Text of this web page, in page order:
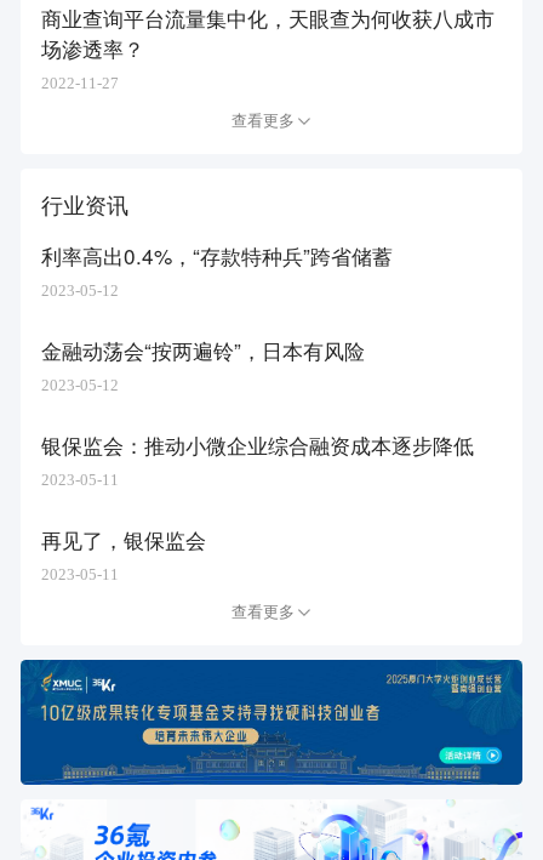
商业查询平台流量集中化，天眼查为何收获八成市
场渗透率？
2022-11-27
查看更多
行业资讯
利率高出0.4%，“存款特种兵”跨省储蓄
2023-05-12
金融动荡会“按两遍铃”，日本有风险
2023-05-12
银保监会：推动小微企业综合融资成本逐步降低
2023-05-11
再见了，银保监会
2023-05-11
查看更多